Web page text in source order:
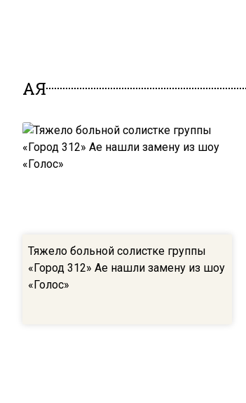
АЯ
Тяжело больной солистке группы
«Город 312» Ае нашли замену из шоу
«Голос»